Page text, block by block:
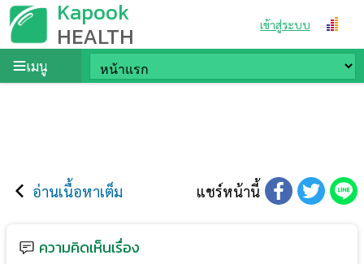
Kapook
HEALTH เข้าสู่ระบบ
เมนู
อ่านเนื้อหาเต็ม แชร์หน้านี้
ความคิดเห็นเรื่อง